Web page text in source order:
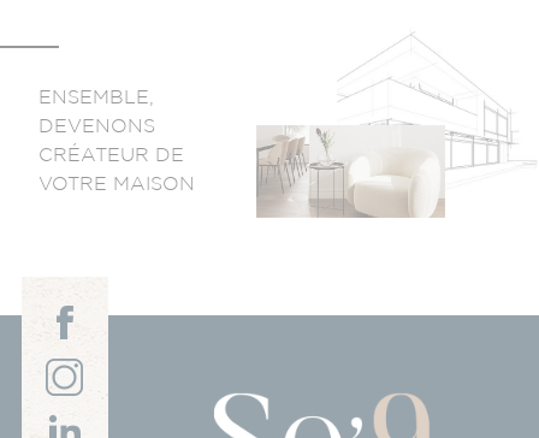
ENSEMBLE,
DEVENONS
CRÉATEUR DE
VOTRE MAISON